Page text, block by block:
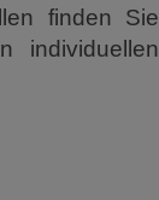
finden Sie
individuellen